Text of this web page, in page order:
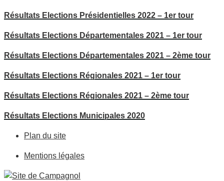
Résultats Elections Présidentielles 2022 – 1er tour
Résultats Elections Départementales 2021 – 1er tour
Résultats Elections Départementales 2021 – 2ème tour
Résultats Elections Régionales 2021 – 1er tour
Résultats Elections Régionales 2021 – 2ème tour
Résultats Elections Municipales 2020
Plan du site
Mentions légales